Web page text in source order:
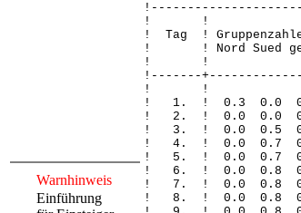
Warnhinweis
Einführung
!
! Tag !
! ! Nord Sued ges.
!
!-------
!
! 1. ! 0.3
! 2. ! 0.0
! 3. ! 0.0
! 4. ! 0.0
! 5. ! 0.0 0.7
! 6. ! 0.0 0.8
! 7. ! 0.0
! 8. ! 0.0 0.8